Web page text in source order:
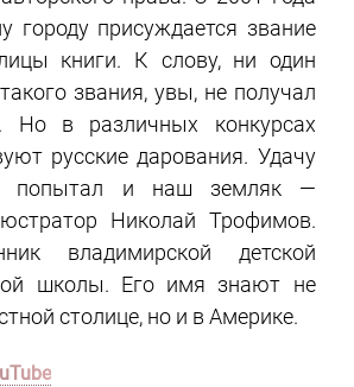
городу присуждается звание
книги. К слову, ни один
звания, увы, не получал
Но в различных конкурсах
русские дарования. Удачу
попытал и наш земляк —
Николай Трофимов.
владимирской детской
школы. Его имя знают не
столице, но и в Америке.